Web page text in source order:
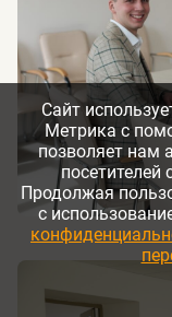
Сайт
Метрика с
позволяет нам
посетителей
Продолжая
с